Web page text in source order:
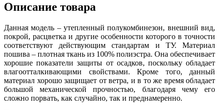
Описание товара
Данная модель – утепленный полукомбинезон, внешний вид,
покрой, расцветка и другие особенности которого в точности
соответствуют действующим стандартам и ТУ. Материал
пошива – плотная ткань из 100% полиэстра. Она обеспечивает
хорошие показатели защиты от осадков, поскольку обладает
влагоотталкивающими свойствами. Кроме того, данный
материал хорошо защищает от ветра, и в то же время обладает
большой механической прочностью, благодаря чему его
сложно порвать, как случайно, так и преднамеренно.